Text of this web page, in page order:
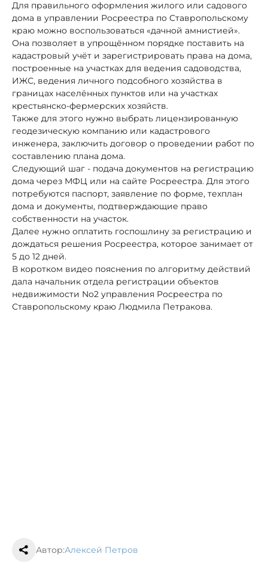
Для правильного оформления жилого или садового
дома в управлении Росреестра по Ставропольскому
краю можно воспользоваться «дачной амнистией».
Она позволяет в упрощённом порядке поставить на
кадастровый учёт и зарегистрировать права на дома,
построенные на участках для ведения садоводства,
ИЖС, ведения личного подсобного хозяйства в
границах населённых пунктов или на участках
крестьянско-фермерских хозяйств.
Также для этого нужно выбрать лицензированную
геодезическую компанию или кадастрового
инженера, заключить договор о проведении работ по
составлению плана дома.
Следующий шаг - подача документов на регистрацию
дома через МФЦ или на сайте Росреестра. Для этого
потребуются паспорт, заявление по форме, техплан
дома и документы, подтверждающие право
собственности на участок.
Далее нужно оплатить госпошлину за регистрацию и
дождаться решения Росреестра, которое занимает от
5 до 12 дней.
В коротком видео пояснения по алгоритму действий
дала начальник отдела регистрации объектов
недвижимости No2 управления Росреестра по
Ставропольскому краю Людмила Петракова.
Автор:Алексей Петров